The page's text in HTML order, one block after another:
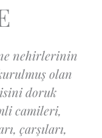
nehirlerinin
olan
doruk
camileri,
çarşıları,